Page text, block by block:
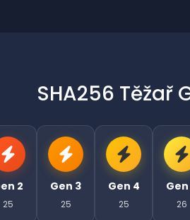
SHA256 Těžař
2
25
Gen 3
25
Gen 4
25 26